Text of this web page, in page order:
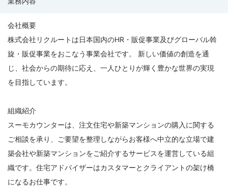
用）
会社概要
株式会社リクルートは日本国内のHR・販促事業及びグローバル斡
旋・販促事業をおこなう事業会社です。 新しい価値の創造を通
じ、社会からの期待に応え、一人ひとりが輝く豊かな世界の実現
を目指しています。
組織紹介
スーモカウンターは、注文住宅や新築マンションの購入に関する
ご相談を承り、ご要望を整理しながらお客様へ中立的な立場で建
築会社や新築マンションをご紹介するサービスを運営している組
織です。住宅アドバイザーはカスタマーとクライアントの架け橋
になるお仕事です。